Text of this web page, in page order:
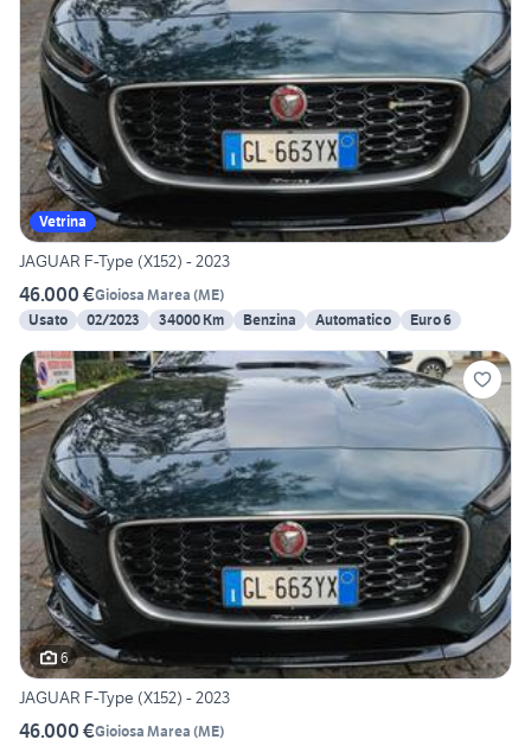
Vetrina
JAGUAR F-Type (X152) - 2023
46.000 €Gioiosa Marea (ME)
Usato
02/2023 34000 Km Benzina Automatico Euro 6
6
JAGUAR F-Type (X152) - 2023
46.000 €Gioiosa Marea (ME)